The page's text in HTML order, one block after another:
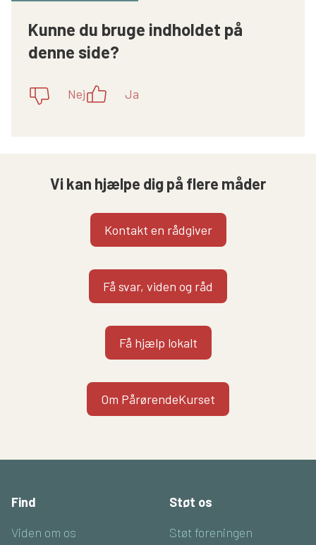
Kunne du bruge indholdet på
denne side?
Nej Ja
Vi kan hjælpe dig på flere måder
Kontakt en rådgiver
Få svar, viden og råd
Få hjælp lokalt
Om PårørendeKurset
Find
Viden om os
Støt os
Støt foreningen